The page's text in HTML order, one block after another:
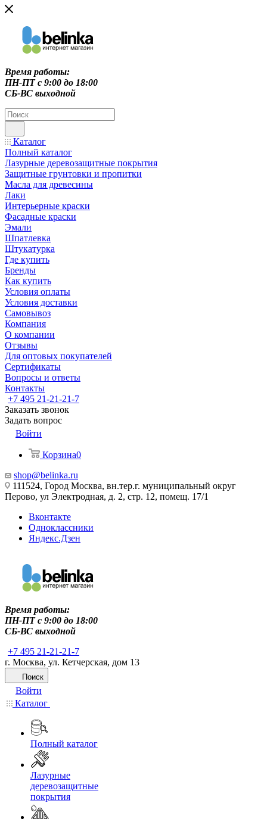
Время работы:
ПН-ПТ c 9:00 до 18:00
СБ-ВС выходной
Каталог
Полный каталог
Лазурные деревозащитные покрытия
Защитные грунтовки и пропитки
Масла для древесины
Лаки
Интерьерные краски
Фасадные краски
Эмали
Шпатлевка
Штукатурка
Где купить
Бренды
Как купить
Условия оплаты
Условия доставки
Самовывоз
Компания
О компании
Отзывы
Для оптовых покупателей
Сертификаты
Вопросы и ответы
Контакты
+7 495 21-21-21-7
Заказать звонок
Задать вопрос
Войти
Корзина0
shop@belinka.ru
111524, Город Москва, вн.тер.г. муниципальный округ
Перово, ул Электродная, д. 2, стр. 12, помещ. 17/1
Вконтакте
Одноклассники
Яндекс.Дзен
Время работы:
ПН-ПТ c 9:00 до 18:00
СБ-ВС выходной
+7 495 21-21-21-7
г. Москва, ул. Кетчерская, дом 13
Поиск
Войти
Каталог
Полный каталог
Лазурные
деревозащитные
покрытия